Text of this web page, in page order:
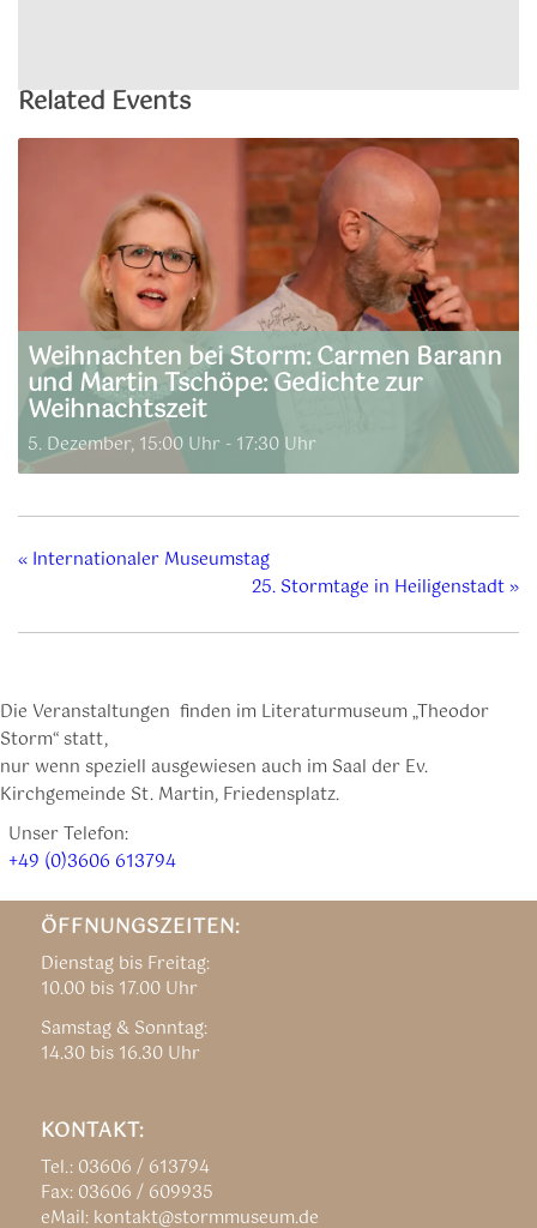
Related Events
Weihnachten bei Storm: Carmen Barann
und Martin Tschöpe: Gedichte zur
Weihnachtszeit
5. Dezember, 15:00 Uhr - 17:30 Uhr
« Internationaler Museumstag
25. Stormtage in Heiligenstadt»
Die Veranstaltungen finden im Literaturmuseum „Theodor
Storm“ statt,
nur wenn speziell ausgewiesen auch im Saal der Ev.
Kirchgemeinde St. Martin, Friedensplatz.
Unser Telefon:
+49 (0)3606 613794
ÖFFNUNGSZEITEN:
Dienstag bis Freitag:
10.00 bis 17.00 Uhr
Samstag & Sonntag:
14.30 bis 16.30 Uhr
KONTAKT:
Tel.: 03606 / 613794
Fax: 03606 / 609935
eMail: kontakt@stormmuseum.de